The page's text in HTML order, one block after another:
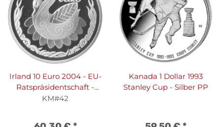
Irland 10 Euro 2004 - EU-
Ratspräsidentschaft -
Silber PP
KM#42
Kanada 1 Dollar 1993
Stanley Cup - Silber PP